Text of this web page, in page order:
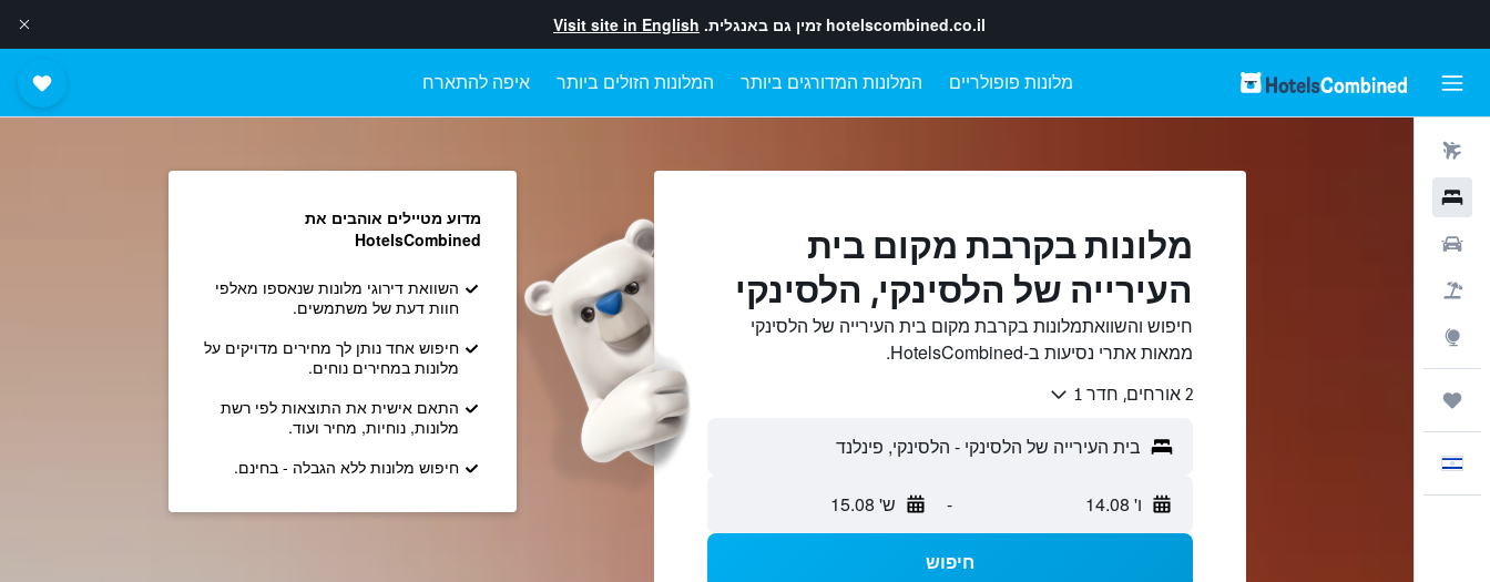
hotelscombined.co.il זמין גם באנגלית. Visit site in English
מלונות פופולריים המלונות המדורגים ביותר המלונות הזולים ביותר איפה להתארח
מלונות בקרבת מקום בית
העירייה של הלסינקי, הלסינקי
חיפוש והשוואתמלונות בקרבת מקום בית העירייה של הלסינקי
ממאות אתרי נסיעות ב-HotelsCombined.
2 אורחים, חדר 1
ו' 14.08 - ש' 15.08
חיפוש
מדוע מטיילים אוהבים את
HotelsCombined
השוואת דירוגי מלונות שנאספו מאלפי
חוות דעת של משתמשים.
חיפוש אחד נותן לך מחירים מדויקים על
מלונות במחירים נוחים.
התאם אישית את התוצאות לפי רשת
מלונות, נוחיות, מחיר ועוד.
חיפוש מלונות ללא הגבלה - בחינם.